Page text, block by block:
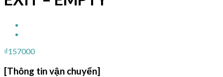
₫157000
[Thông tin vận chuyển]